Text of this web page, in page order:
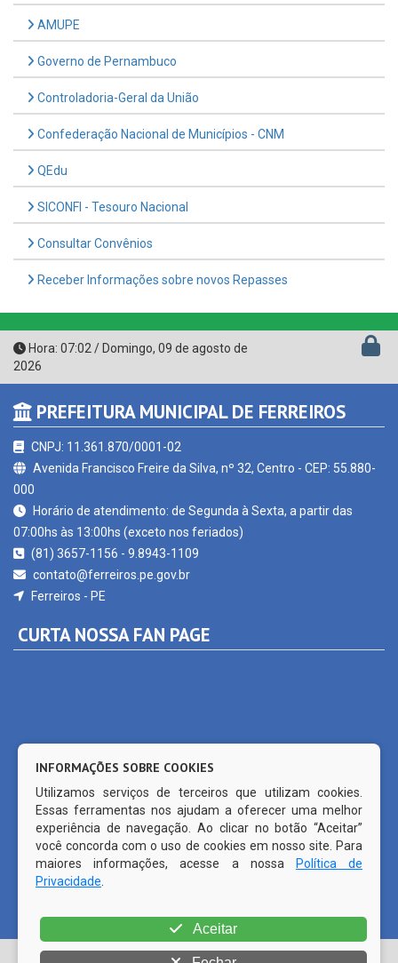
Governo de Pernambuco
Controladoria-Geral da União
Confederação Nacional de Municípios - CNM
QEdu
SICONFI - Tesouro Nacional
Consultar Convênios
Receber Informações sobre novos Repasses
Hora:07:02/Domingo,09 de agosto de
2026
PREFEITURA MUNICIPAL DE FERREIROS
CNPJ: 11.361.870/0001-02
000
Horário de atendimento: de Segunda à Sexta, a partir das
contato@ferreiros.pe.gov.br
Ferreiros - PE
CURTA NOSSA FAN PAGE
© Copyright 2026 Prefeitura Municipal de Ferreiros | Todos os
direitos reservados | | CMS código aberto WordPress |
INFORMAÇÕES SOBRE COOKIES
Utilizamos serviços de terceiros que utilizam cookies.
Essas ferramentas nos ajudam a oferecer uma melhor
experiência de navegação. Ao clicar no botão “Aceitar”
você concorda com o uso de cookies em nosso site. Para
maiores informações, acesse a nossa
Política de
Privacidade
Aceitar